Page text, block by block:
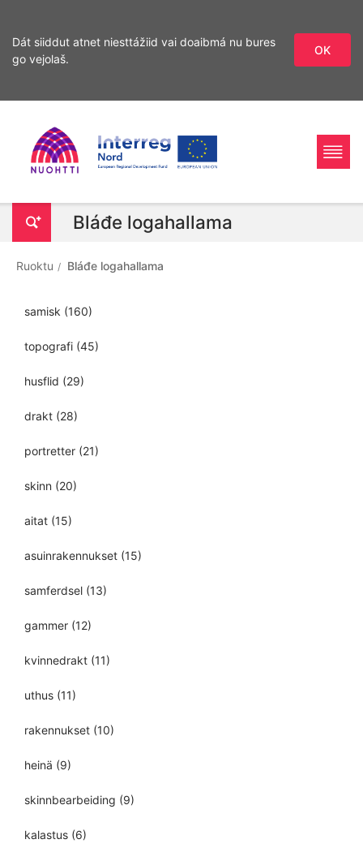
Dát siiddut atnet niesttážiid vai doaibmá nu bures
go vejolaš.
OK
ohcamii
sisdollui
Home Interreg
OhcanBláđe logahallama
Ruoktu Bláđe logahallama
samisk (160)
topografi (45)
husflid (29)
drakt (28)
portretter (21)
skinn (20)
aitat (15)
asuinrakennukset (15)
samferdsel (13)
gammer (12)
kvinnedrakt (11)
uthus (11)
rakennukset (10)
heinä (9)
skinnbearbeiding (9)
kalastus (6)